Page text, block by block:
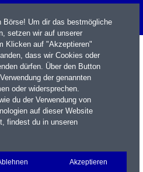
Portfolio Login
Börse! Um dir das bestmögliche
setzen wir auf unserer
Klicken auf "Akzeptieren"
dass wir Cookies oder
dürfen. Über den Button
der genannten
oder widersprechen.
du der Verwendung von
auf dieser Website
findest du in unseren
Akzeptieren